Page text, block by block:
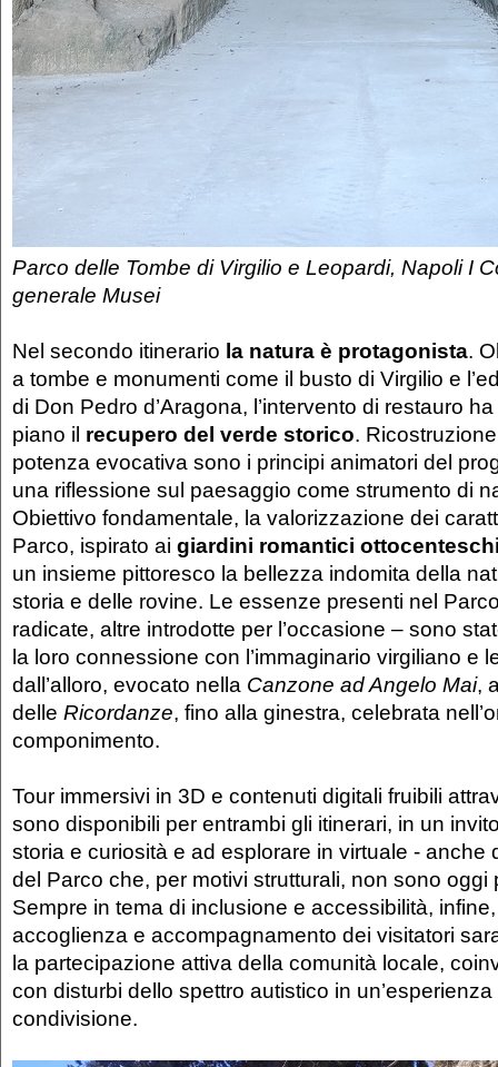
Parco delle Tombe di Virgilio e Leopardi, Napoli I
generale Musei
Nel secondo itinerario la natura è protagonista.
a tombe e monumenti come il busto di Virgilio e
di Don Pedro d’Aragona, l’intervento di restauro
piano il recupero del verde storico.
potenza evocativa sono i principi animatori del
una riflessione sul paesaggio come strumento di
Obiettivo fondamentale, la valorizzazione dei
Parco, ispirato ai giardini romantici
un insieme pittoresco la bellezza indomita della
storia e delle rovine. Le essenze presenti nel
radicate, altre introdotte per l’occasione – sono
la loro connessione con l’immaginario virgiliano e
dall’alloro, evocato nella Canzone ad Angelo Mai,
delle Ricordanze, fino alla ginestra, celebrata
componimento.
Tour immersivi in 3D e contenuti digitali fruibili
sono disponibili per entrambi gli itinerari, in un
storia e curiosità e ad esplorare in virtuale - anche
del Parco che, per motivi strutturali, non sono oggi
Sempre in tema di inclusione e accessibilità,
accoglienza e accompagnamento dei visitatori
la partecipazione attiva della comunità locale,
con disturbi dello spettro autistico in
condivisione.